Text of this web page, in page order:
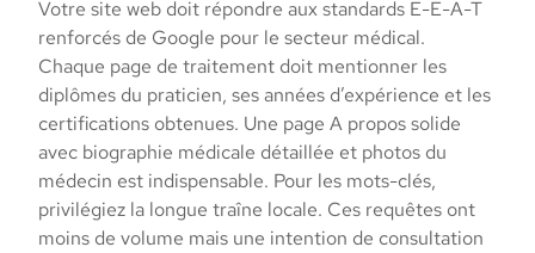
Votre site web doit répondre aux standards E-E-A-T
renforcés de Google pour le secteur médical.
Chaque page de traitement doit mentionner les
diplômes du praticien, ses années d’expérience et les
certifications obtenues. Une page A propos solide
avec biographie médicale détaillée et photos du
médecin est indispensable. Pour les mots-clés,
privilégiez la longue traîne locale. Ces requêtes ont
moins de volume mais une intention de consultation